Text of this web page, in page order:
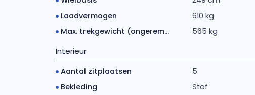
Laadvermogen
610 kg
Max. trekgewicht (ongerem...
565 kg
Interieur
Aantal zitplaatsen 5
Bekleding
Stof